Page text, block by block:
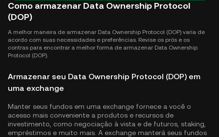
Como armazenar Data Ownership Protocol
(DOP)
A melhor maneira de armazenar Data Ownership Protocol (DOP) varia de
acordo com suas necessidades e preferências. Revise os prós e os
contras para encontrar a melhor forma de armazenar Data Ownership
Protocol (DOP).
Armazenar seu Data Ownership Protocol (DOP) em
uma exchange
Manter seus fundos em uma exchange fornece a você o
acesso mais conveniente a produtos e recursos de
investimento, como negociação à vista e de futuros, staking,
empréstimos e muito mais. A exchange manterá seus fundos